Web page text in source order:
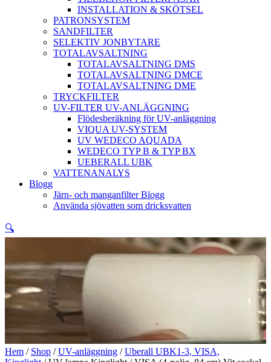
INSTALLATION & SKÖTSEL
PATRONSYSTEM
SANDFILTER
SELEKTIV JONBYTARE
TOTALAVSALTNING
TOTALAVSALTNING DMS
TOTALAVSALTNING DMCE
TOTALAVSALTNING DME
TRYCKFILTER
UV-FILTER UV-ANLÄGGNING
Flödesberäkning för UV-anläggning
VIQUA UV-SYSTEM
UV WEDECO AQUADA
WEDECO TYP B & TYP BX
UEBERALL UBK
VATTENANALYS
Blogg
Järn- och manganfilter Blogg
Använda sjövatten som dricksvatten
🔍
Hem / Shop /UV-anläggning /Uberall UBK1-3, VISA,